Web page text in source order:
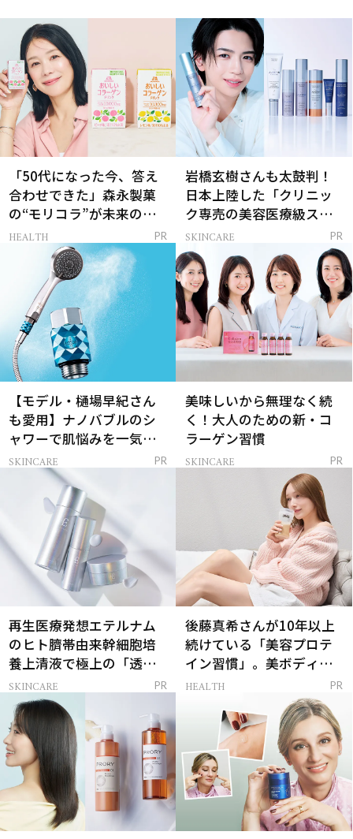
「50代になった今、答え
合わせできた」森永製菓
の“モリコラ”が未来のキ
レイを連れてくる！
HEALTH PR
岩橋玄樹さんも太鼓判！
日本上陸した「クリニッ
ク専売の美容医療級スキ
ンケア」
SKINCARE PR
【モデル・樋場早紀さん
も愛用】ナノバブルのシ
ャワーで肌悩みを一気に
解決
SKINCARE PR
美味しいから無理なく続
く！大人のための新・コ
ラーゲン習慣
SKINCARE PR
再生医療発想エテルナム
のヒト臍帯由来幹細胞培
養上清液で極上の「透明
感ハリ肌」へ
SKINCARE PR
後藤真希さんが10年以上
続けている「美容プロテ
イン習慣」。美ボディを
支える朝ルーティンと
HEALTH PR